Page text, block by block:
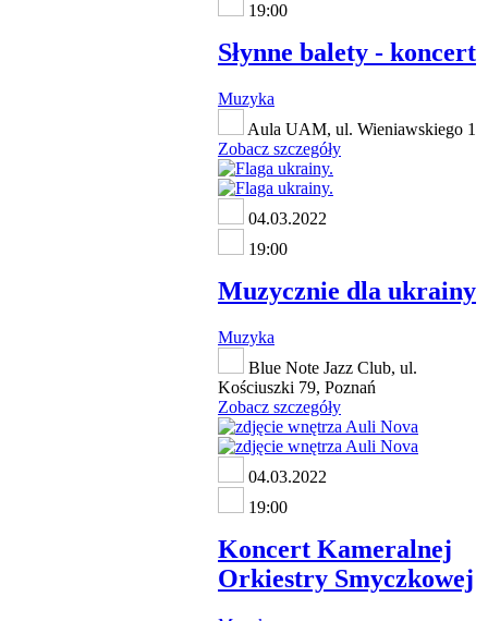
19:00
Słynne balety - koncert
Muzyka
Aula UAM, ul. Wieniawskiego 1
Zobacz szczegóły
04.03.2022
19:00
Muzycznie dla ukrainy
Muzyka
Blue Note Jazz Club, ul.
Kościuszki 79, Poznań
Zobacz szczegóły
04.03.2022
19:00
Koncert Kameralnej
Orkiestry Smyczkowej